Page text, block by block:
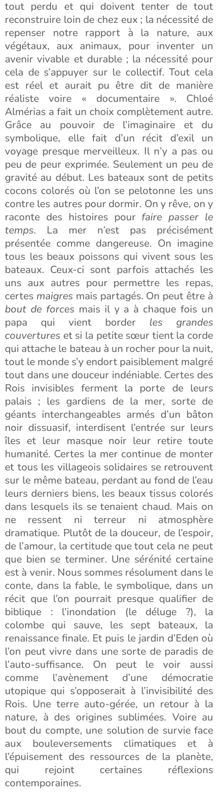
tout perdu et qui doivent tenter de tout
reconstruire loin de chez eux ; la nécessité de
repenser notre rapport à la nature, aux
végétaux, aux animaux, pour inventer un
avenir vivable et durable ; la nécessité pour
cela de s’appuyer sur le collectif. Tout cela
est réel et aurait pu être dit de manière
réaliste voire « documentaire ». Chloé
Almérias a fait un choix complètement autre.
Grâce au pouvoir de l’imaginaire et du
symbolique, elle fait d’un récit d’exil un
voyage presque merveilleux. Il n’y a pas ou
peu de peur exprimée. Seulement un peu de
gravité au début. Les bateaux sont de petits
cocons colorés où l’on se pelotonne les uns
contre les autres pour dormir. On y rêve, on y
raconte des histoires pour faire passer le
temps. La mer n’est pas précisément
présentée comme dangereuse. On imagine
tous les beaux poissons qui vivent sous les
bateaux. Ceux-ci sont parfois attachés les
uns aux autres pour permettre les repas,
certes maigresmais partagés. On peut êtreà
bout de forcesmais il y a à chaque fois un
papa qui vient border les grandes
couvertures et si la petite sœur tient la corde
qui attache le bateau à un rocher pour la nuit,
tout le monde s’y endort paisiblement malgré
tout dans une douceur indéniable. Certes des
Rois invisibles ferment la porte de leurs
palais ; les gardiens de la mer, sorte de
géants interchangeables armés d’un bâton
noir dissuasif, interdisent l’entrée sur leurs
îles et leur masque noir leur retire toute
humanité. Certes la mer continue de monter
et tous les villageois solidaires se retrouvent
sur le même bateau, perdant au fond de l’eau
leurs derniers biens, les beaux tissus colorés
dans lesquels ils se tenaient chaud. Mais on
ne ressent ni terreur ni atmosphère
dramatique. Plutôt de la douceur, de l’espoir,
de l’amour, la certitude que tout cela ne peut
que bien se terminer. Une sérénité certaine
est à venir. Nous sommes résolument dans le
conte, dans la fable, le symbolique, dans un
récit que l’on pourrait presque qualifier de
biblique : l’inondation (le déluge ?), la
colombe qui sauve, les sept bateaux, la
renaissance finale. Et puis le jardin d’Eden où
l’on peut vivre dans une sorte de paradis de
l’auto-suffisance. On peut le voir aussi
comme l’avènement d’une démocratie
utopique qui s’opposerait à l’invisibilité des
Rois. Une terre auto-gérée, un retour à la
nature, à des origines sublimées. Voire au
bout du compte, une solution de survie face
aux bouleversements climatiques et à
l’épuisement des ressources de la planète,
qui rejoint certaines réflexions
contemporaines.